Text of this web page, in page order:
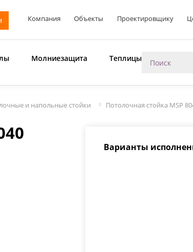
Компания Объекты Проектировщику
Молниезащита Теплицы
и напольные стойки Потолочная стойка MSP
Варианты